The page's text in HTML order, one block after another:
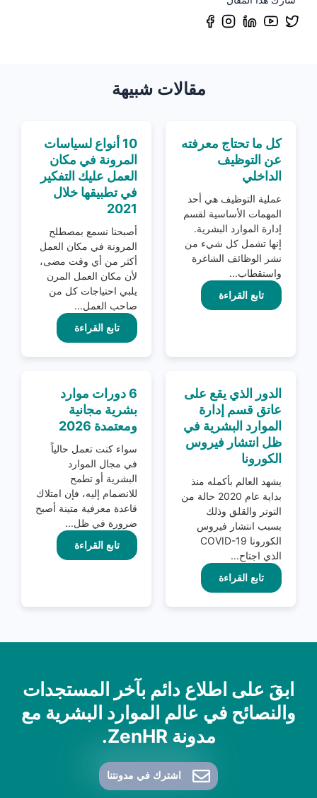
مقالات شبيهة
كل ما تحتاج معرفته
عن التوظيف
الداخلي
عملية التوظيف هي أحد
المهمات الأساسية لقسم
إدارة الموارد البشرية.
إنها تشمل كل شيء من
نشر الوظائف الشاغرة
واستقطاب...
تابع القراءة
10 أنواع لسياسات
المرونة في مكان
العمل عليك التفكير
في تطبيقها خلال
2021
أصبحنا نسمع بمصطلح
المرونة في مكان العمل
أكثر من أي وقت مضى،
لأن مكان العمل المرن
يلبي احتياجات كل من
صاحب العمل...
تابع القراءة
الدور الذي يقع على
عاتق قسم إدارة
الموارد البشرية في
ظل انتشار فيروس
الكورونا
يشهد العالم بأكمله منذ
بداية عام 2020 حالة من
التوتر والقلق وذلك
بسبب انتشار فيروس
الكورونا COVID-19
الذي اجتاح...
تابع القراءة
6 دورات موارد
بشرية مجانية
ومعتمدة 2026
سواء كنت تعمل حالياً
في مجال الموارد
البشرية أو تطمح
للانضمام إليه، فإن امتلاك
قاعدة معرفية متينة أصبح
ضرورة في ظل...
تابع القراءة
ابقَ على اطلاع دائم بآخر المستجدات
والنصائح في عالم الموارد البشرية مع
مدونة ZenHR.
اشترك في مدونتنا